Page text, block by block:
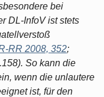
bei
DL-InfoV ist stets
RR 2008, 352;
So kann die
wenn die unlautere
ist, für den